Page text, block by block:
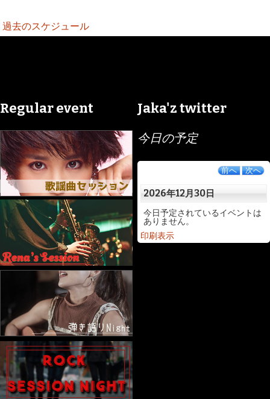
過去のスケジュール
Regular event Jaka'z twitter
今日の予定
前へ 次へ
2026年12月30日
今日予定されているイベントは
ありません。
印刷表示